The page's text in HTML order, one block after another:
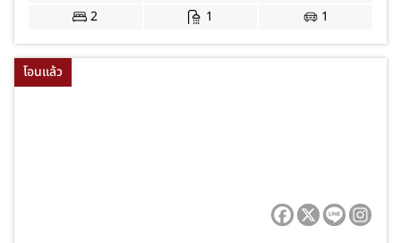
2
1 1
โอนแล้ว